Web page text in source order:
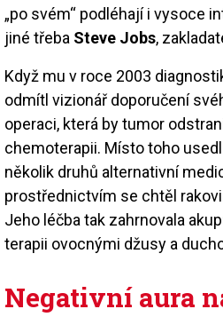
„po svém“ podléhají i vysoce
jiné třeba Steve Jobs,
Když mu v roce 2003
odmítl vizionář doporučení
operaci, která by tumor
chemoterapii. Místo toho
několik druhů alternativní
prostřednictvím se chtěl
Jeho léčba tak zahrnovala
terapii ovocnými džusy a
Negativní aura